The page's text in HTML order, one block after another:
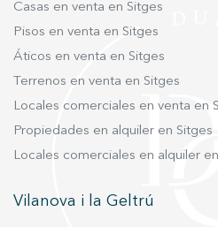
Casas en venta en Sitges
Pisos en venta en Sitges
Áticos en venta en Sitges
Terrenos en venta en Sitges
Locales comerciales en venta en
Propiedades en alquiler en Sitges
Locales comerciales en alquiler
Vilanova i la Geltrú